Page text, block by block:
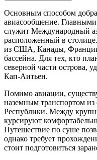
Основным способом
авиасообщение.
служит Международный
расположенный в
из США, Канады, Франции
бассейна. Для тех, кто
северной части острова,
Кап-Аитьен.
Помимо авиации,
наземным транспортом
Республики. Между
курсируют
Путешествие по суше
однако требует
стоит подготовиться